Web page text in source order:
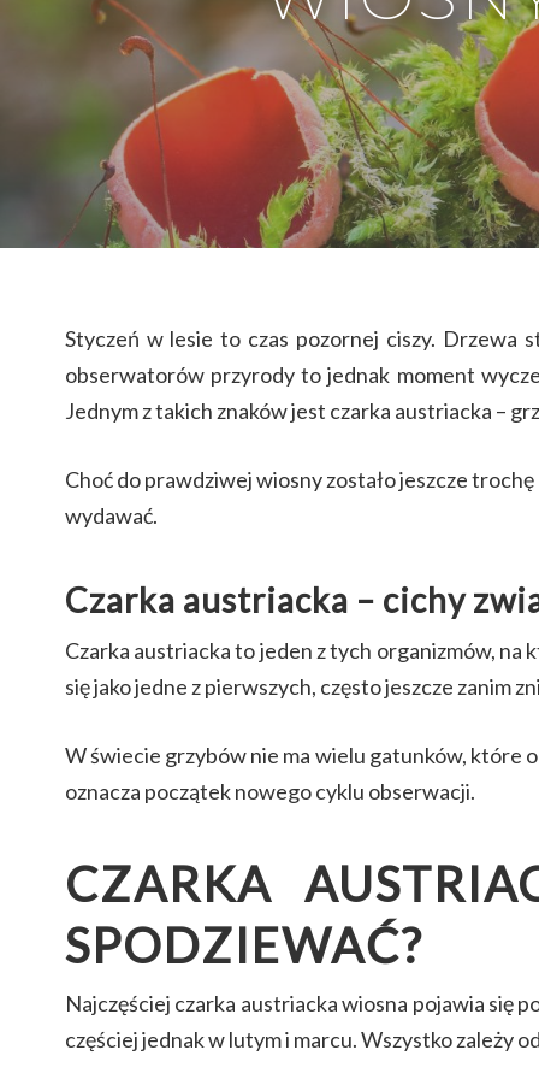
Hit enter to search or ESC to close
Styczeń w lesie to czas pozornej ciszy. Drzewa
obserwatorów przyrody to jednak moment
Jednym z takich znaków jest czarka austriacka –
Choć do prawdziwej wiosny zostało jeszcze
wydawać.
Czarka austriacka – cichy
Czarka austriacka to jeden z tych organizmów,
się jako jedne z pierwszych, często jeszcze zanim
W świecie grzybów nie ma wielu gatunków, które
oznacza początek nowego cyklu obserwacji.
CZARKA
SPODZIEWAĆ?
Najczęściej czarka austriacka wiosna pojawia się
częściej jednak w lutym i marcu. Wszystko zależy